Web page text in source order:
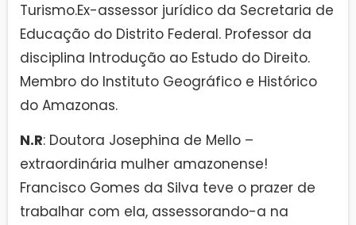
Turismo.Ex-assessor jurídico da Secretaria de
Educação do Distrito Federal. Professor da
disciplina Introdução ao Estudo do Direito.
Membro do Instituto Geográfico e Histórico
do Amazonas.
N.R: Doutora Josephina de Mello –
extraordinária mulher amazonense!
Francisco Gomes da Silva teve o prazer de
trabalhar com ela, assessorando-a na